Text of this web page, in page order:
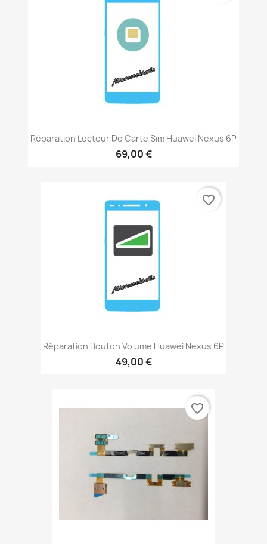
Réparation Lecteur De Carte Sim Huawei Nexus 6P
69,00 €
Réparation Bouton Volume Huawei Nexus 6P
49,00 €
favorite_border
favorite_border